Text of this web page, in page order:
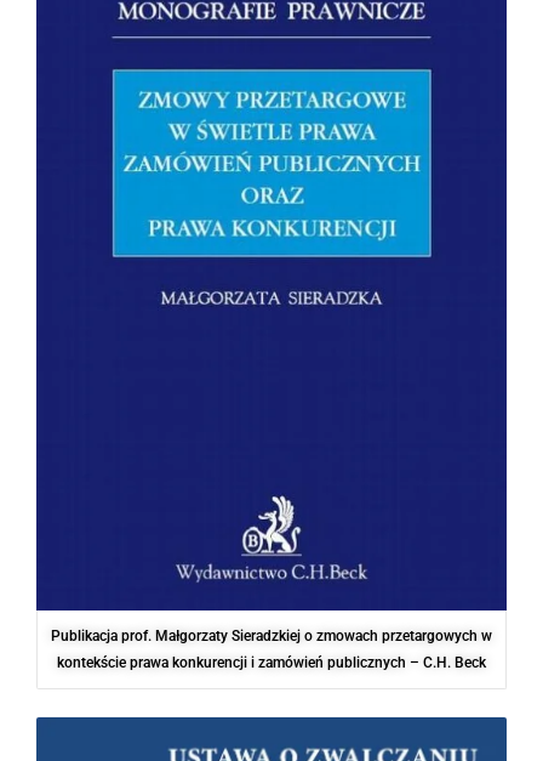
Publikacja prof. Małgorzaty Sieradzkiej o zmowach przetargowych w
kontekście prawa konkurencji i zamówień publicznych – C.H. Beck